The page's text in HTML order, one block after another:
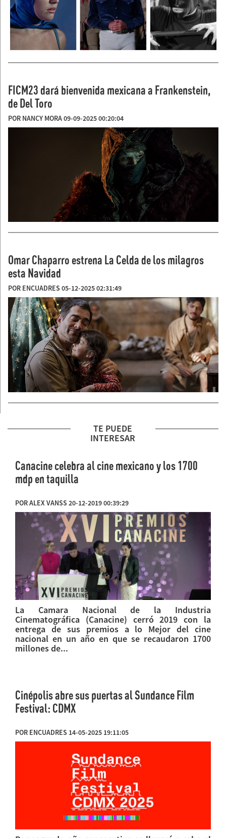
FICM23 dará bienvenida mexicana a Frankenstein,
de Del Toro
POR NANCY MORA 09-09-2025 00:20:04
Omar Chaparro estrena La Celda de los milagros
esta Navidad
POR ENCUADRES 05-12-2025 02:31:49
TE PUEDE
INTERESAR
Canacine celebra al cine mexicano y los 1700
mdp en taquilla
POR ALEX VANSS 20-12-2019 00:39:29
La Camara Nacional de la Industria
Cinematográfica (Canacine) cerró 2019 con la
entrega de sus premios a lo Mejor del cine
nacional en un año en que se recaudaron 1700
millones de...
Cinépolis abre sus puertas al Sundance Film
Festival: CDMX
POR ENCUADRES 14-05-2025 19:11:05